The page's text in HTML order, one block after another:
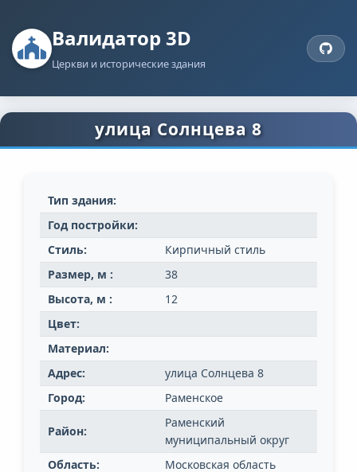
Валидатор 3D
Церкви и исторические здания
улица Солнцева 8
Тип здания:
Год постройки:
Стиль:
Кирпичный стиль
Размер, м :
38
Высота, м :
12
Цвет:
Материал:
Адрес:
улица Солнцева 8
Город:
Раменское
Район:
Раменский
муниципальный округ
Область:
Московская область